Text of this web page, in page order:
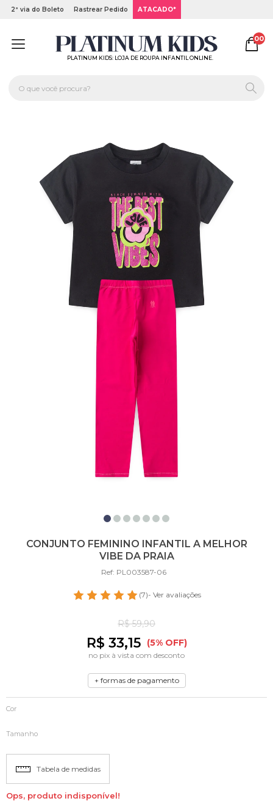
2ª via do Boleto Rastrear Pedido ATACADO*
PLATINUM KIDS: LOJA DE ROUPA INFANTIL ONLINE.
00
CONJUNTO FEMININO INFANTIL A MELHOR
VIBE DA PRAIA
Ref: PL003587-06
(7)- Ver avaliações
R$ 59,90
R$ 33,15 (5% OFF)
no pix à vista com desconto
+ formas de pagamento
Cor
Tamanho
Tabela de medidas
Ops, produto indisponível!